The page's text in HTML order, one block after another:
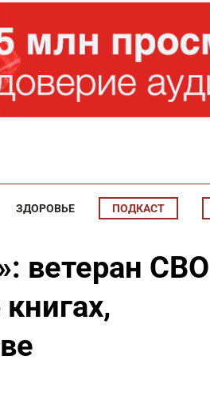
ЗДОРОВЬЕ ПОДКАСТ
ветеран СВО